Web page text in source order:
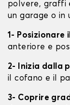
polvere, graffi
un garage o in
1- Posizionare
anteriore e
2- Inizia dalla
il cofano e il
3- Coprire